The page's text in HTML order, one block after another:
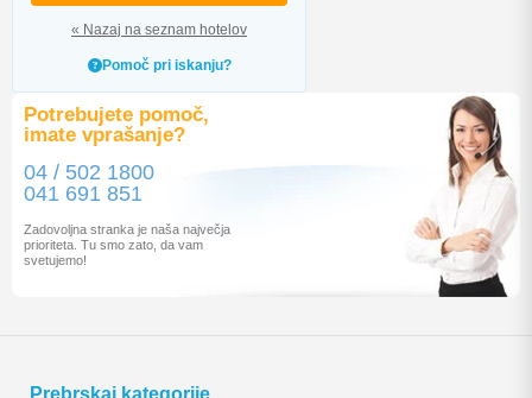
« Nazaj na seznam hotelov
Pomoč pri iskanju?
Potrebujete pomoč,
imate vprašanje?
04 / 502 1800
041 691 851
Zadovoljna stranka je naša največja
prioriteta. Tu smo zato, da vam
svetujemo!
Prebrskaj kategorije